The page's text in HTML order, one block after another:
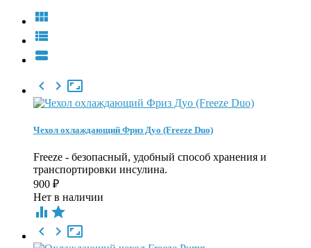




 
Чехол охлаждающий Фриз Дуо (Freeze Duo)
Freeze - безопасный, удобный способ хранения и
транспортировки инсулина.
900 ₽
Нет в наличии
 

 